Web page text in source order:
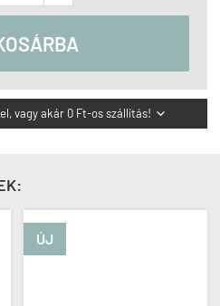
vagy akár 0 Ft-os szállítás! 
ÚJ